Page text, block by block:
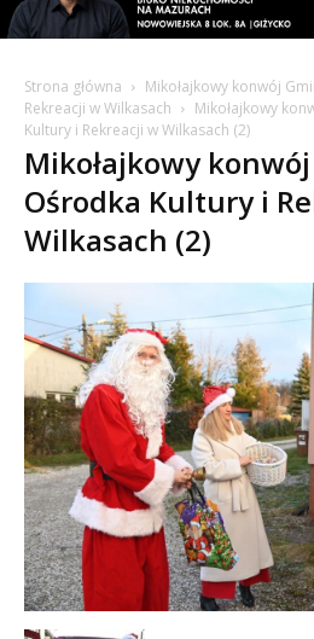
Strona główna
Mikołajkowy konwój
Rekreacji w Wilkasach
Mikołajkowy
Kultury i Rekreacji w Wilkasach (2)
Mikołajkowy
Ośrodka Kultury i
Wilkasach (2)